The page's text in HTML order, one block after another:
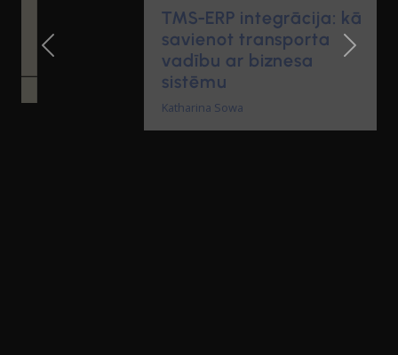
savienot transporta
vadību ar biznesa
Katharina Sowa
Previous Slide Next